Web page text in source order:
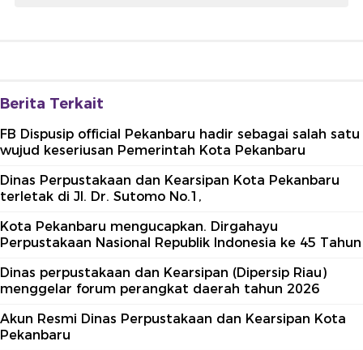
Berita Terkait
FB Dispusip official Pekanbaru hadir sebagai salah satu
wujud keseriusan Pemerintah Kota Pekanbaru
Dinas Perpustakaan dan Kearsipan Kota Pekanbaru
terletak di Jl. Dr. Sutomo No.1,
Kota Pekanbaru mengucapkan. Dirgahayu
Perpustakaan Nasional Republik Indonesia ke 45 Tahun
Dinas perpustakaan dan Kearsipan (Dipersip Riau)
menggelar forum perangkat daerah tahun 2026
Akun Resmi Dinas Perpustakaan dan Kearsipan Kota
Pekanbaru